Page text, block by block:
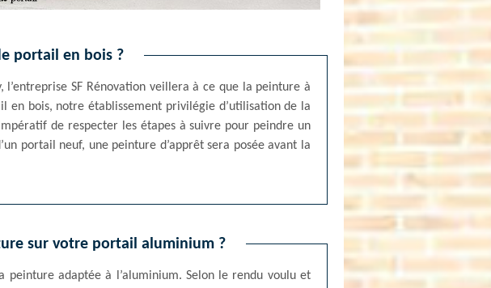
portail en bois ?
SF Rénovation veillera à ce que la peinture à
bois, notre établissement privilégie d’utilisation de la
de respecter les étapes à suivre pour peindre un
portail neuf, une peinture d’apprêt sera posée avant la
sur votre portail aluminium ?
adaptée à l’aluminium. Selon le rendu voulu et